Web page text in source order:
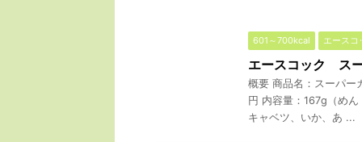
601～700kcal エースコ
エースコック ス
概要 商品名：スーパ
円 内容量：167g（め
キャベツ、いか、あ ...